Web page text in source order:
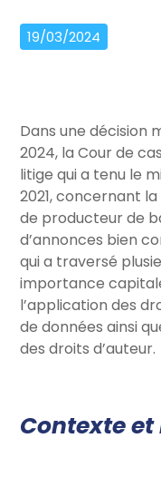
19/03/2024
Dans une décision
2024, la Cour de
litige qui a tenu le
2021, concernant
de producteur de
d’annonces bien
qui a traversé
importance
l’application des
de données ainsi
des droits d’auteur.
Contexte et